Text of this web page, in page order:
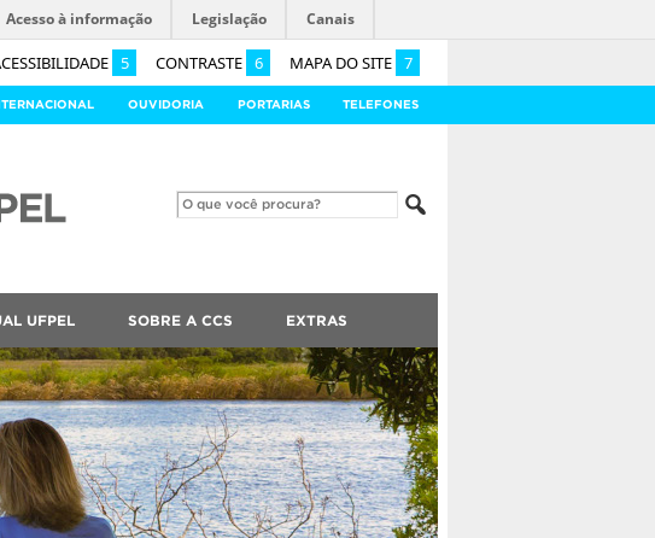
5 CONTRASTE 6 MAPA DO SITE 7
Acesso à informação Legislação Canais
OUVIDORIA PORTARIAS TELEFONES
UFPEL SOBRE A CCS EXTRAS